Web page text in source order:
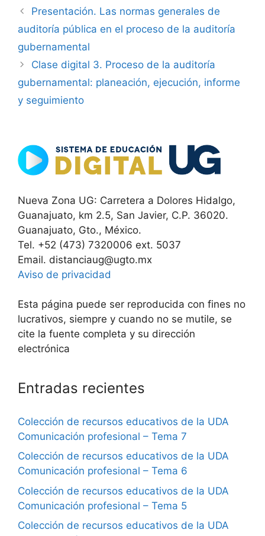
Presentación. Las normas generales de
auditoría pública en el proceso de la auditoría
gubernamental
Clase digital 3. Proceso de la auditoría
gubernamental: planeación, ejecución, informe
y seguimiento
Nueva Zona UG: Carretera a Dolores Hidalgo,
Guanajuato, km 2.5, San Javier, C.P. 36020.
Guanajuato, Gto., México.
Tel. +52 (473) 7320006 ext. 5037
Email. distanciaug@ugto.mx
Aviso de privacidad
Esta página puede ser reproducida con fines no
lucrativos, siempre y cuando no se mutile, se
cite la fuente completa y su dirección
electrónica
Entradas recientes
Colección de recursos educativos de la UDA
Comunicación profesional – Tema 7
Colección de recursos educativos de la UDA
Comunicación profesional – Tema 6
Colección de recursos educativos de la UDA
Comunicación profesional – Tema 5
Colección de recursos educativos de la UDA